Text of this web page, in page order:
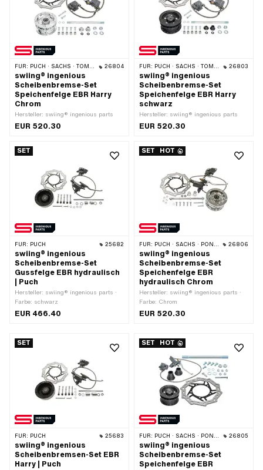
FÜR: PUCH · SACHS · TOMOS 26804
swiing® ingenious
Scheibenbremse-Set
Speichenfelge EBR Harry
Chrom
Hersteller: swiing® ingenious parts
EUR 520.30
FÜR: PUCH · SACHS · TOMOS 26803
swiing® ingenious
Scheibenbremse-Set
Speichenfelge EBR Harry
schwarz
Hersteller: swiing® ingenious parts
EUR 520.30
SET
FÜR: PUCH 25682
swiing® ingenious
Scheibenbremse-Set
Gussfelge EBR hydraulisch
| Puch
Hersteller: swiing® ingenious parts ·
Farbe: schwarz
EUR 466.40
SET HOT
FÜR: PUCH · SACHS · PONY / CILO (BETA 521 & 512) · PIAGGIO 26806
swiing® ingenious
Scheibenbremse-Set
Speichenfelge EBR
hydraulisch Chrom
Hersteller: swiing® ingenious parts ·
Farbe: Chrom
EUR 520.30
SET
FÜR: PUCH 25683
swiing® ingenious
Scheibenbremsen-Set EBR
Harry | Puch
SET HOT
FÜR: PUCH · SACHS · PONY / CILO (BETA 521 & 512) · PIAGGIO 26805
swiing® ingenious
Scheibenbremse-Set
Speichenfelge EBR